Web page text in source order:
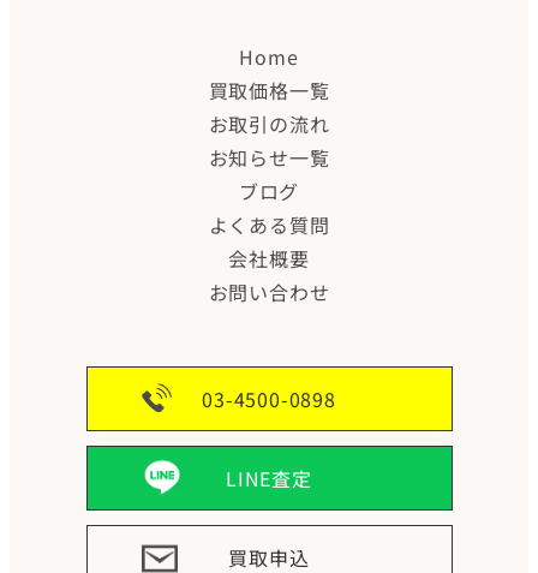
Home
買取価格一覧
お取引の流れ
お知らせ一覧
ブログ
よくある質問
会社概要
お問い合わせ
03-4500-0898
LINE査定
買取申込